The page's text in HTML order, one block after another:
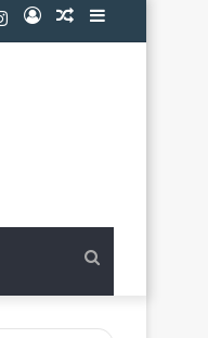
Barra
Publicación
Acceso
Instagram
Buscar
por